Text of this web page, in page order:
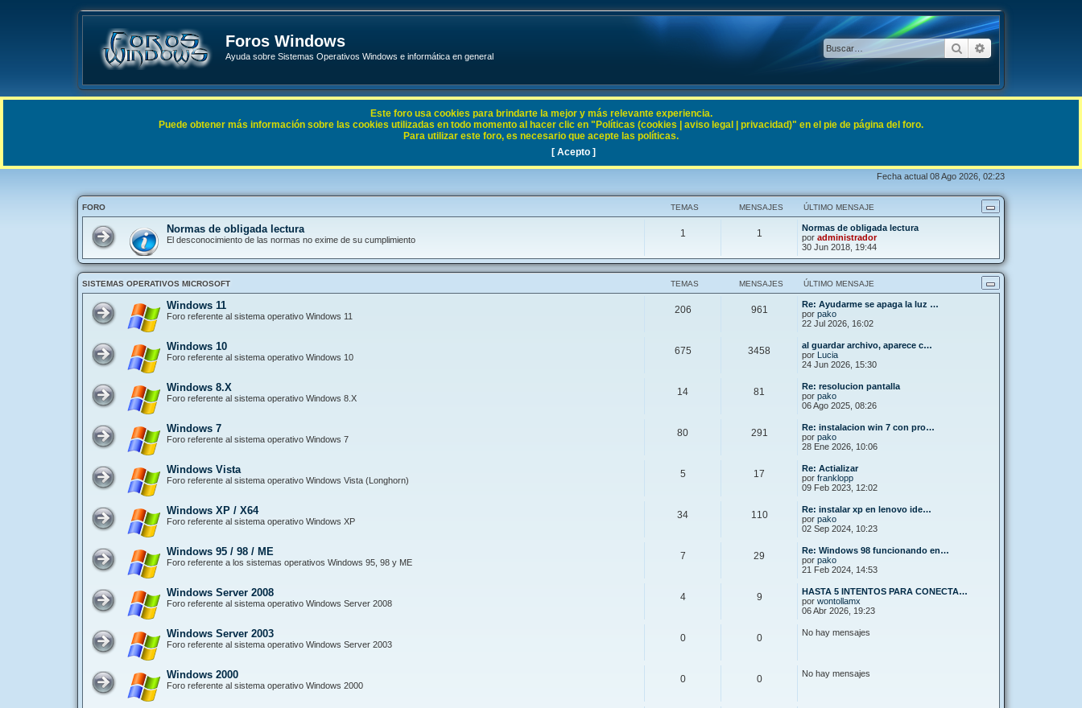
Foros Windows
Ayuda sobre Sistemas Operativos Windows e informática en general
BuscarBúsqueda
Enlaces rápidos FAQ
Fecha actual 08 Ago 2026, 02:23
FORO TEMAS MENSAJES ÚLTIMO MENSAJE
Normas de obligada lectura
El desconocimiento de las normas no exime de su cumplimiento
1 1
Normas de obligada lectura
por administrador
30 Jun 2018, 19:44
SISTEMAS OPERATIVOS MICROSOFT TEMAS MENSAJES ÚLTIMO MENSAJE
Windows 11
Foro referente al sistema operativo Windows 11
206 961
Re: Ayudarme se apaga la luz …
por pako
22 Jul 2026, 16:02
Windows 10
Foro referente al sistema operativo Windows 10
675 3458
al guardar archivo, aparece c…
por Lucia
24 Jun 2026, 15:30
Windows 8.X
Foro referente al sistema operativo Windows 8.X
14 81
Re: resolucion pantalla
por pako
06 Ago 2025, 08:26
Windows 7
Foro referente al sistema operativo Windows 7
80 291
Re: instalacion win 7 con pro…
por pako
28 Ene 2026, 10:06
Windows Vista
Foro referente al sistema operativo Windows Vista (Longhorn)
5 17
Re: Actializar
por franklopp
09 Feb 2023, 12:02
Windows XP / X64
Foro referente al sistema operativo Windows XP
34 110
Re: instalar xp en lenovo ide…
por pako
02 Sep 2024, 10:23
Windows 95 / 98 / ME
Foro referente a los sistemas operativos Windows 95, 98 y ME
7 29
Re: Windows 98 funcionando en…
por pako
21 Feb 2024, 14:53
Windows Server 2008
Foro referente al sistema operativo Windows Server 2008
4 9
HASTA 5 INTENTOS PARA CONECTA…
por wontollamx
06 Abr 2026, 19:23
Windows Server 2003
Foro referente al sistema operativo Windows Server 2003
0 0 No hay mensajes
Windows 2000
Foro referente al sistema operativo Windows 2000
0 0 No hay mensajes
Este foro usa cookies para brindarte la mejor y más relevante experiencia.
Puede obtener más información sobre las cookies utilizadas en todo momento al hacer clic en "Políticas (cookies | aviso legal | privacidad)" en el pie de página del foro.
Para utilizar este foro, es necesario que acepte las políticas.
[ Acepto ]